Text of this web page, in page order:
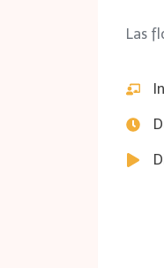
Las